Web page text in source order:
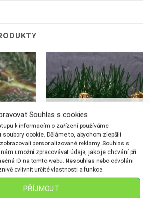
Souhlas s cookies
k informacím o zařízení používáme
cookie. Děláme to, abychom zlepšili
personalizované reklamy. Souhlas s
umožní zpracovávat údaje, jako je chování při
ID na tomto webu. Nesouhlas nebo odvolání
ovlivnit určité vlastnosti a funkce.
PŘÍJMOUT
NENÍ SKLADEM
Sovička-malá
119